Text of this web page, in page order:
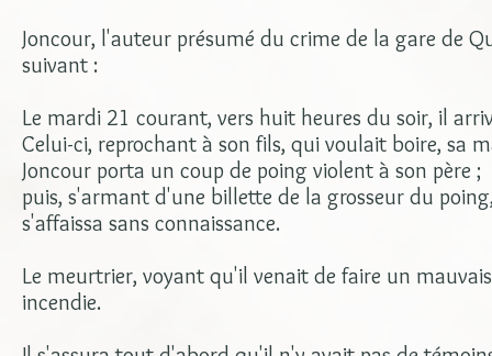
Joncour, l'auteur présumé du crime de la gare de
suivant :
Le mardi 21 courant, vers huit heures du soir, il
Celui-ci, reprochant à son fils, qui voulait boire, sa
Joncour porta un coup de poing violent à son père ;
puis, s'armant d'une billette de la grosseur du
s'affaissa sans connaissance.
Le meurtrier, voyant qu'il venait de faire un
incendie.